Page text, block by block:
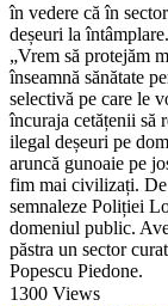
în vedere că în
deșeuri la întâmplare.
„Vrem să protejăm
înseamnă sănătate
selectivă pe care le
încuraja cetățenii să
ilegal deșeuri pe
aruncă gunoaie pe
fim mai civilizați. De
semnaleze Poliției
domeniul public.
păstra un sector
Popescu Piedone.
1300 Views